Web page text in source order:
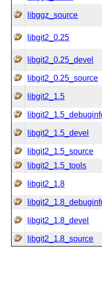
libggz_source
libgit2_0.25
libgit2_0.25_devel
libgit2_0.25_source
libgit2_1.5
libgit2_1.5_devel
libgit2_1.5_source
libgit2_1.5_tools
libgit2_1.8
libgit2_1.8_devel
libgit2_1.8_source